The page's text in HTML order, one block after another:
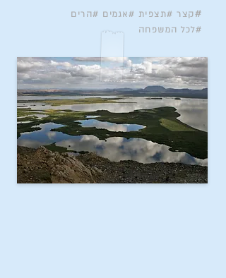
#קצר #תצפית #אגמים #הרים
#לכל המשפחה